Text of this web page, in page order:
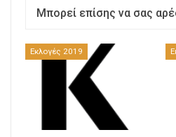
Μπορεί επίσης να σας
Εκλογές 2019